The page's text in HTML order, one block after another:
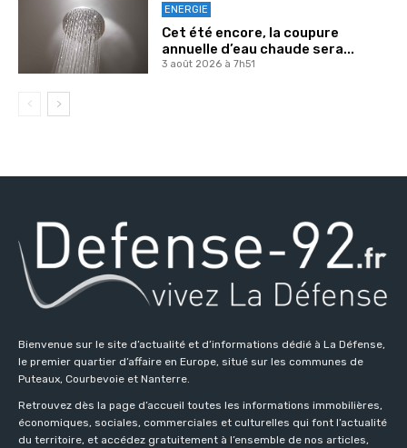
ENERGIE
Cet été encore, la coupure
annuelle d’eau chaude sera...
3 août 2026 à 7h51
Bienvenue sur le site d’actualité et d’informations dédié à La Défense,
le premier quartier d’affaire en Europe, situé sur les communes de
Puteaux, Courbevoie et Nanterre.
Retrouvez dès la page d’accueil toutes les informations immobilières,
économiques, sociales, commerciales et culturelles qui font l’actualité
du territoire, et accédez gratuitement à l’ensemble de nos articles,